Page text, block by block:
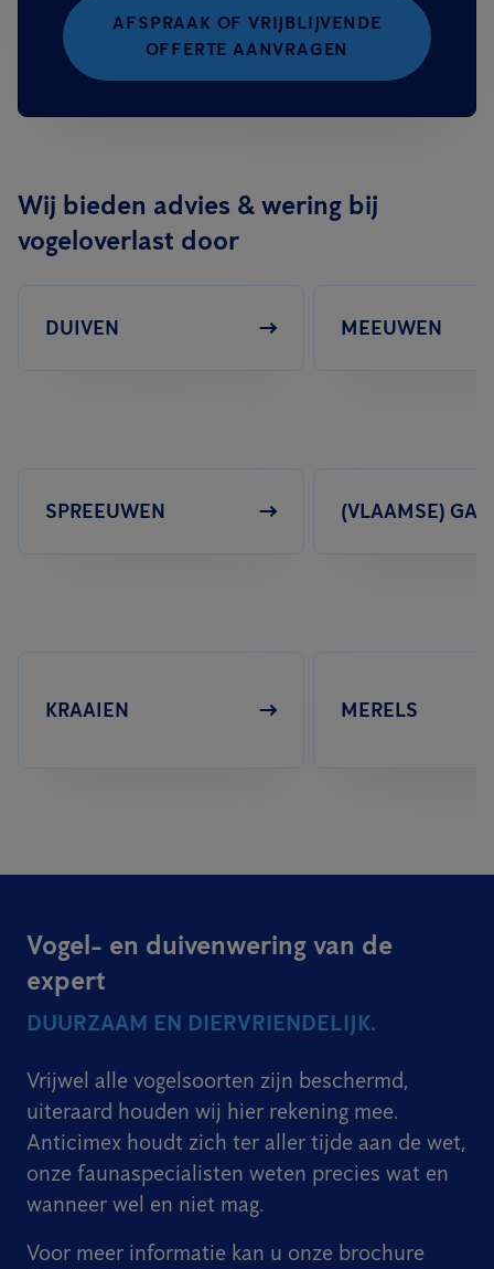
AFSPRAAK OF VRIJBLIJVENDE
OFFERTE AANVRAGEN
Wij bieden advies & wering bij
vogeloverlast door
DUIVEN MEEUWEN
SPREEUWEN (VLAAMSE)
KRAAIEN MERELS
Vogel- en duivenwering van de
expert
DUURZAAM EN DIERVRIENDELIJK.
Vrijwel alle vogelsoorten zijn beschermd,
uiteraard houden wij hier rekening mee.
Anticimex houdt zich ter aller tijde aan de wet,
onze faunaspecialisten weten precies wat en
wanneer wel en niet mag.
Voor meer informatie kan u onze brochure